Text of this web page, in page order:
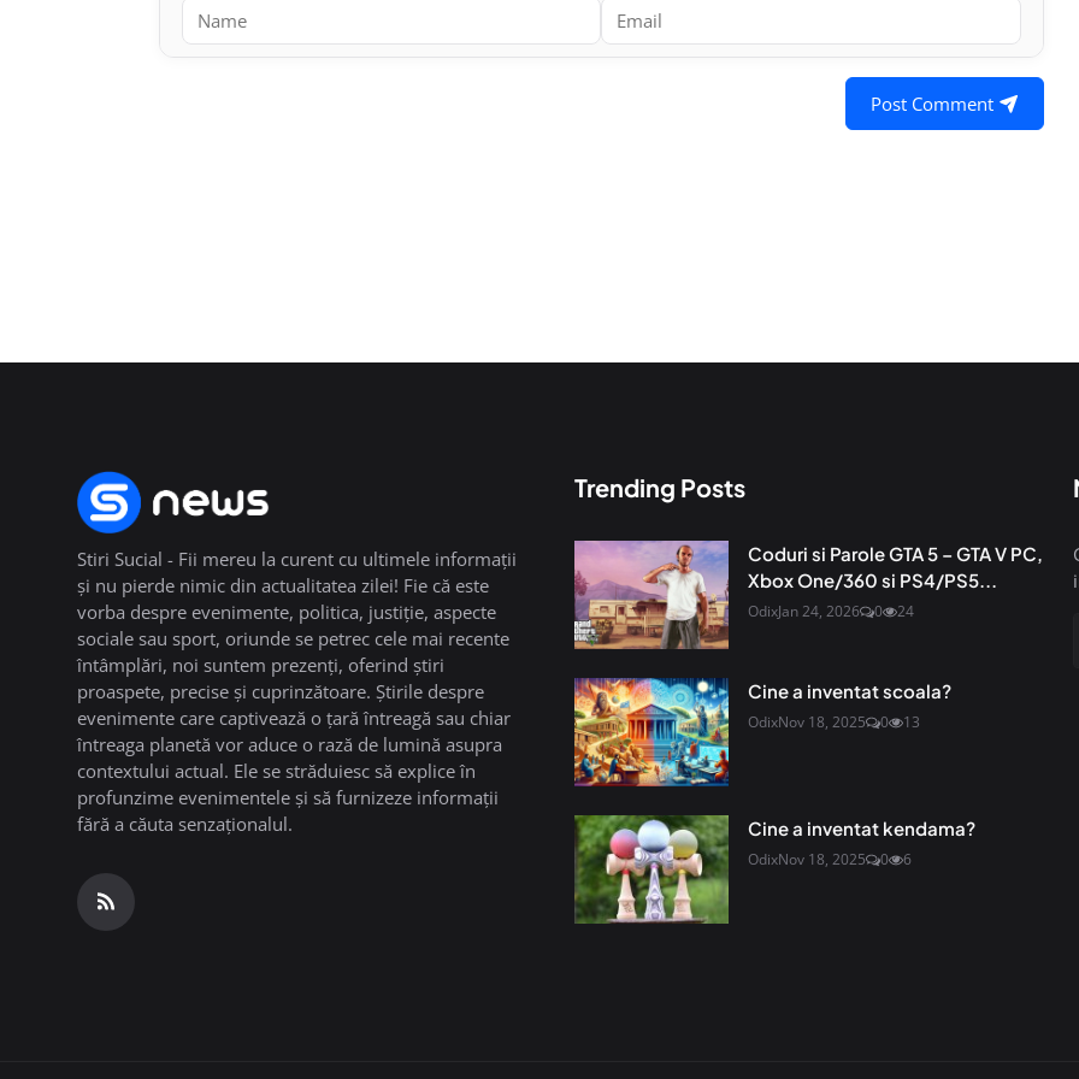
Post Comment
Stiri Sucial - Fii mereu la curent cu ultimele informații
și nu pierde nimic din actualitatea zilei! Fie că este
vorba despre evenimente, politica, justiție, aspecte
sociale sau sport, oriunde se petrec cele mai recente
întâmplări, noi suntem prezenți, oferind știri
proaspete, precise și cuprinzătoare. Știrile despre
evenimente care captivează o țară întreagă sau chiar
întreaga planetă vor aduce o rază de lumină asupra
contextului actual. Ele se străduiesc să explice în
profunzime evenimentele și să furnizeze informații
fără a căuta senzaționalul.
Trending Posts
Coduri si Parole GTA 5 – GTA V PC,
Xbox One/360 si PS4/PS5...
OdixJan 24, 2026 0 24
Cine a inventat scoala?
OdixNov 18, 2025 0 13
Cine a inventat kendama?
OdixNov 18, 2025 0 6